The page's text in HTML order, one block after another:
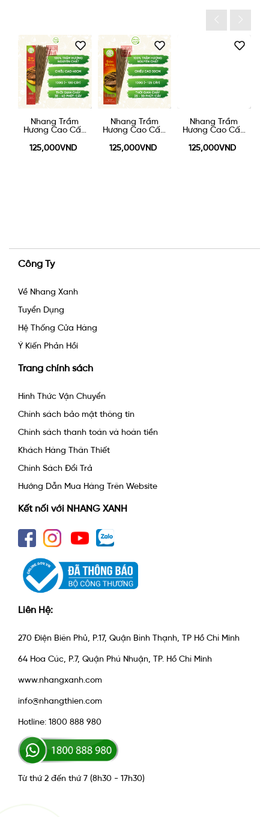
Nhang Trầm
Hương Cao Cấp
125,000VND
Nhang Trầm
Hương Cao Cấp
125,000VND
Nhang Trầm
Hương Cao Cấp
125,000VND
Công Ty
Về Nhang Xanh
Tuyển Dụng
Hệ Thống Cửa Hàng
Ý Kiến Phản Hồi
Trang chính sách
Hình Thức Vận Chuyển
Chính sách bảo mật thông tin
Chính sách thanh toán và hoàn tiền
Khách Hàng Thân Thiết
Chính Sách Đổi Trả
Hướng Dẫn Mua Hàng Trên Website
Kết nối với NHANG XANH
Liên Hệ:
270 Điện Biên Phủ, P.17, Quận Bình Thạnh, TP Hồ Chí Minh
64 Hoa Cúc, P.7, Quận Phú Nhuận, TP. Hồ Chí Minh
www.nhangxanh.com
info@nhangthien.com
Hotline: 1800 888 980
Từ thứ 2 đến thứ 7 (8h30 - 17h30)